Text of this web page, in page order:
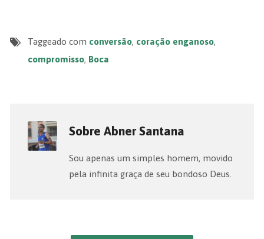
Taggeado com conversão, coração enganoso,
compromisso, Boca
Sobre Abner Santana
Sou apenas um simples homem, movido
pela infinita graça de seu bondoso Deus.